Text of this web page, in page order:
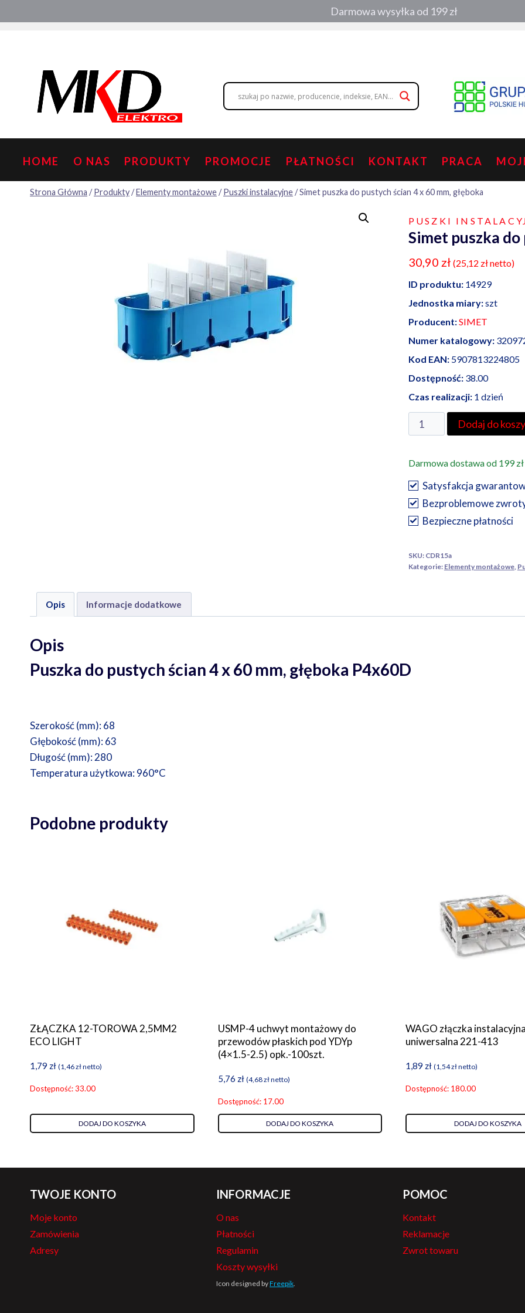
do
Doradztwo, zamówienia telefoniczne: 508 053 391 ,508 686 242
HOME O NAS PRODUKTY PROMOCJE PŁATNOŚCI KONTAKT PRACA
Strona Główna / Produkty/Elementy montażowe/ Puszki instalacyjne/Simet puszka do pustych ścian 4 x 60 mm, głęboka
PUSZKI
Simet puszka do
30,90 zł (25,12 złnetto)
ID produktu:14929
Jednostka miary:szt
Producent:SIMET
Numer katalogowy:
Kod EAN:5907813224805
Dostępność:38.00
Czas realizacji:1 dzień
ilość
Simet
do
pustych
ścian
4
mm,
Dodaj do
Darmowa dostawa od 199 zł
Satysfakcja
Bezproblemowe
Bezpieczne płatności
SKU: CDR15a
Kategorie: Elementy montażowe,
Opis Informacje dodatkowe
Opis
Puszka do pustych ścian 4 x 60 mm, głęboka P4x60D
Szerokość (mm): 68
Głębokość (mm): 63
Długość (mm): 280
Temperatura użytkowa: 960°C
Podobne produkty
ZŁĄCZKA 12-TOROWA 2,5MM2
ECO LIGHT
1,79 zł (1,46złnetto)
Dostępność: 33.00
DODAJ DO KOSZYKA
USMP-4 uchwyt montażowy do
przewodów płaskich pod YDYp
(4×1.5-2.5) opk.-100szt.
5,76 zł (4,68złnetto)
Dostępność: 17.00
DODAJ DO KOSZYKA
WAGO złączka instalacyjna
uniwersalna 221-413
1,89 zł (1,54złnetto)
Dostępność: 180.00
DODAJ DO KOSZYKA
TWOJE KONTO
Moje konto
Zamówienia
Adresy
INFORMACJE
O nas
Płatności
Regulamin
Koszty wysyłki
Icon designed byFreepik
POMOC
Kontakt
Reklamacje
Zwrot towaru
Darmowa wysyłka od 199 zł